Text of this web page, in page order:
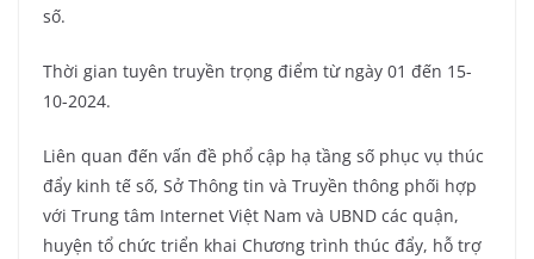
số.
Thời gian tuyên truyền trọng điểm từ ngày 01 đến 15-
10-2024.
Liên quan đến vấn đề phổ cập hạ tầng số phục vụ thúc
đẩy kinh tế số, Sở Thông tin và Truyền thông phối hợp
với Trung tâm Internet Việt Nam và UBND các quận,
huyện tổ chức triển khai Chương trình thúc đẩy, hỗ trợ